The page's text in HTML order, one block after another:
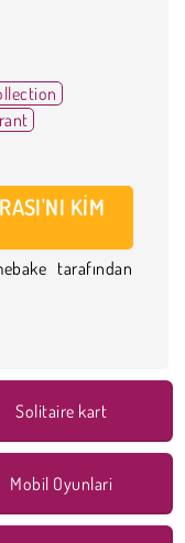
KIM
tarafından
Solitaire kart
Mobil Oyunlari